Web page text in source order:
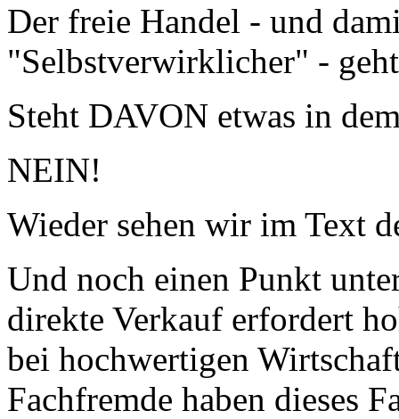
Der freie Handel - und
"Selbstverwirklicher" -
Steht DAVON etwas in
NEIN!
Wieder sehen wir im Text
Und noch einen Punkt
direkte Verkauf erfordert
bei hochwertigen
Fachfremde haben dieses